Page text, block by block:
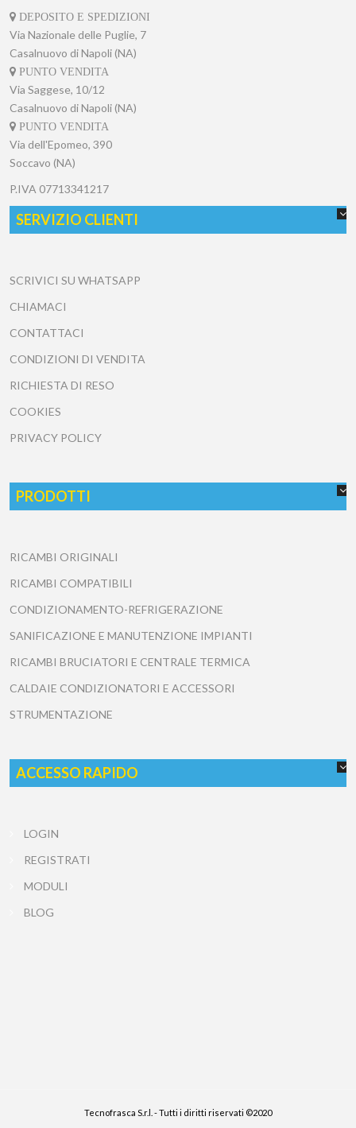
DEPOSITO E SPEDIZIONI
Via Nazionale delle Puglie, 7
Casalnuovo di Napoli (NA)
PUNTO VENDITA
Via Saggese, 10/12
Casalnuovo di Napoli (NA)
PUNTO VENDITA
Via dell'Epomeo, 390
Soccavo (NA)
P.IVA 07713341217
SERVIZIO CLIENTI
SCRIVICI SU WHATSAPP
CHIAMACI
CONTATTACI
CONDIZIONI DI VENDITA
RICHIESTA DI RESO
COOKIES
PRIVACY POLICY
PRODOTTI
RICAMBI ORIGINALI
RICAMBI COMPATIBILI
CONDIZIONAMENTO-REFRIGERAZIONE
SANIFICAZIONE E MANUTENZIONE IMPIANTI
RICAMBI BRUCIATORI E CENTRALE TERMICA
CALDAIE CONDIZIONATORI E ACCESSORI
STRUMENTAZIONE
ACCESSO RAPIDO
LOGIN
REGISTRATI
MODULI
BLOG
Tecnofrasca S.r.l. - Tutti i diritti riservati ©2020